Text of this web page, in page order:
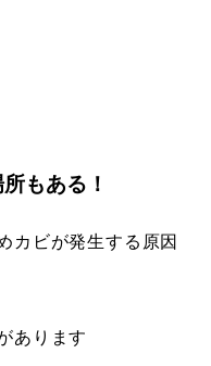
もある！
カビが発生する原因
あります